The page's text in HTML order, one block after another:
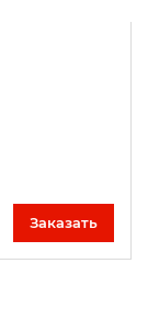
Заказать